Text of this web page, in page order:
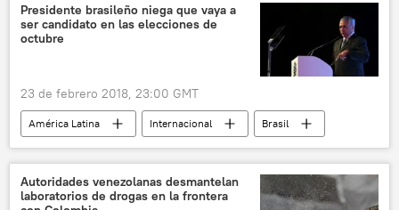
Presidente brasileño niega que vaya a
ser candidato en las elecciones de
octubre
23 de febrero 2018, 23:00 GMT
América Latina Internacional
Brasil
Michel Temer
elecciones noticias
Autoridades venezolanas desmantelan
laboratorios de drogas en la frontera